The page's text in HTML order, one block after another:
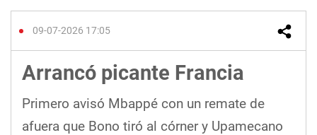
09-07-2026 17:05
Arrancó picante Francia
Primero avisó Mbappé con un remate de
afuera que Bono tiró al córner y Upamecano